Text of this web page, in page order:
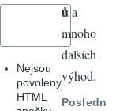
Nejsou
povoleny
HTML
ůa
mnoho
dalších
výhod.
Posledn